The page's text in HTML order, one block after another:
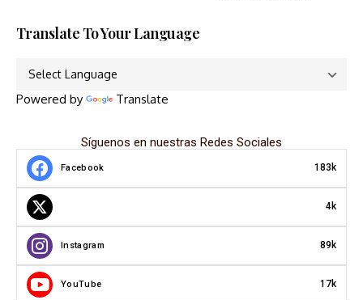
Translate To Your Language
Powered by Translate
Síguenos en nuestras Redes Sociales
Facebook 183k
4k
Instagram 89k
YouTube 17k